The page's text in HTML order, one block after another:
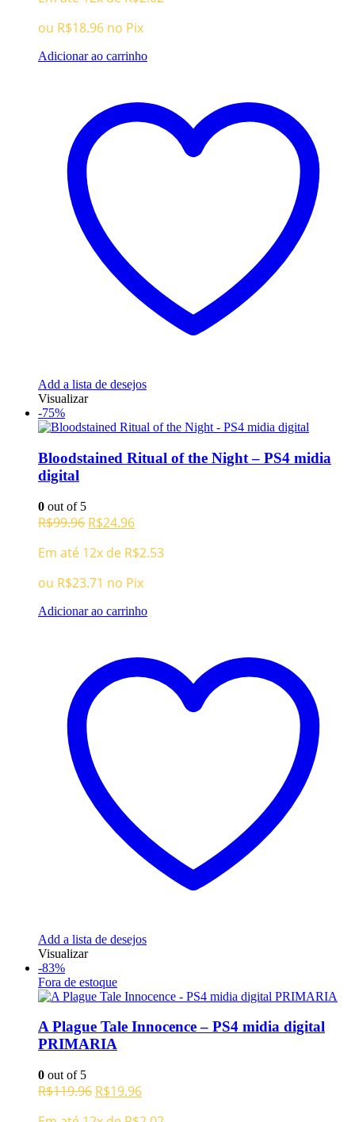
era:
R$39.96.
é:
R$19.96.
ou R$18.96 no Pix
Adicionar ao carrinho
Add a lista de desejos
Visualizar
-75%
Bloodstained Ritual of the Night – PS4 midia
digital
0 out of 5
R$99.96 O
original
era:
R$99.96.
R$24.96O
atual
é:
R$24.96.
Em até 12x de R$2.53
ou R$23.71 no Pix
Adicionar ao carrinho
Add a lista de desejos
Visualizar
-83%
Fora de estoque
A Plague Tale Innocence – PS4 midia digital
PRIMARIA
0 out of 5
R$119.96 O
R$19.96O